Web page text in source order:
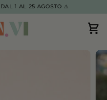
DAL 1 AL 25 AGOSTO ⚠️